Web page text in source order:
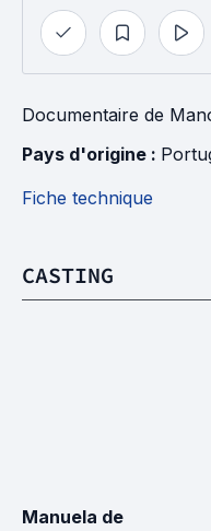
Documentaire de
Pays d'origine :
Fiche technique
CASTING
Manuela de